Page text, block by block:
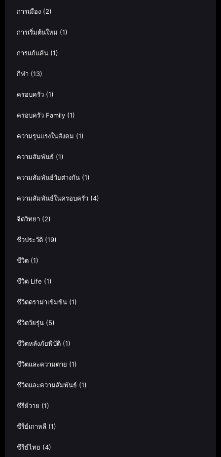
การเมือง (2)
การเริ่มต้นใหม่ (1)
การแก้แค้น (1)
กีฬา (13)
ครอบครัว (1)
ครอบครัว Family (1)
ความรุนแรงในสังคม (1)
ความสัมพันธ์ (1)
ความสัมพันธ์วัยต่างกัน (1)
ความสัมพันธ์ในครอบครัว (4)
จิตวิทยา (2)
ชีวประวัติ (19)
ชีวิต (1)
ชีวิต Life (1)
ชีวิตดราม่าเข้มข้น (1)
ชีวิตวัยรุ่น (5)
ชีวิตหลังภัยพิบัติ (1)
ชีวิตและความตาย (1)
ชีวิตและความสัมพันธ์ (1)
ซีรี่ย์วาย (1)
ซีรี่ย์เกาหลี (1)
ซีรีย์ไทย (4)